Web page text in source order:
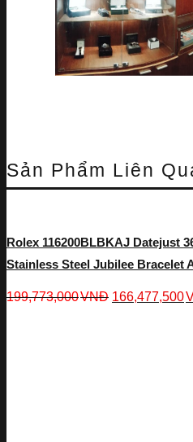
Sản Phẩm Liên
Rolex 116200BLBKAJ Datejust
Stainless Steel Jubilee Bracelet
199,773,000VNĐ 166,477,500